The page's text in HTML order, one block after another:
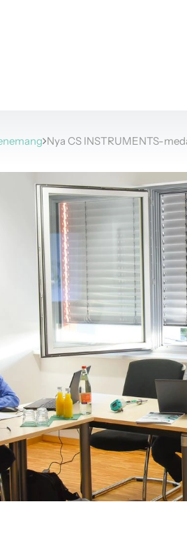
Nya CS INSTRUMENTS-